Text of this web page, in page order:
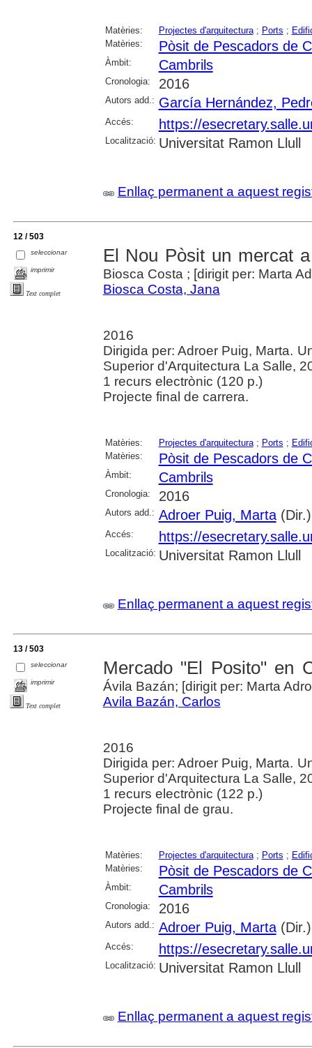
Matèries: Projectes d'arquitectura; Ports ;
Matèries:
Pòsit de Pescadors de
Àmbit: Cambrils
Cronologia: 2016
Autors add.: García Hernández,
Accés: https://
Localització: Universitat Ramon Llull
Enllaç permanent a aquest
12 / 503
seleccionar
imprimir
Text complet
El Nou Pòsit un mercat
Biosca Costa ; [dirigit per: Marta
Biosca Costa, Jana
2016
Dirigida per: Adroer Puig, Marta.
Superior d'Arquitectura La Salle,
1 recurs electrònic (120 p.)
Projecte final de carrera.
Matèries: Projectes d'arquitectura; Ports ;
Matèries:
Pòsit de Pescadors de
Àmbit: Cambrils
Cronologia: 2016
Autors add.: Adroer Puig, Marta(Dir.)
Accés: https://
Localització: Universitat Ramon Llull
Enllaç permanent a aquest
13 / 503
seleccionar
imprimir
Text complet
Mercado "El Posito" en
Ávila Bazán; [dirigit per: Marta
Avila Bazán, Carlos
2016
Dirigida per: Adroer Puig, Marta.
Superior d'Arquitectura La Salle,
1 recurs electrònic (122 p.)
Projecte final de grau.
Matèries: Projectes d'arquitectura; Ports ;
Matèries:
Pòsit de Pescadors de
Àmbit: Cambrils
Cronologia: 2016
Autors add.: Adroer Puig, Marta(Dir.)
Accés: https://
Localització: Universitat Ramon Llull
Enllaç permanent a aquest